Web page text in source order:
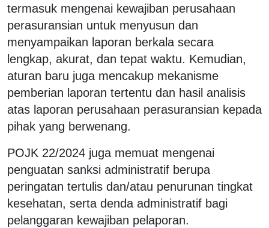
termasuk mengenai kewajiban perusahaan
perasuransian untuk menyusun dan
menyampaikan laporan berkala secara
lengkap, akurat, dan tepat waktu. Kemudian,
aturan baru juga mencakup mekanisme
pemberian laporan tertentu dan hasil analisis
atas laporan perusahaan perasuransian kepada
pihak yang berwenang.
POJK 22/2024 juga memuat mengenai
penguatan sanksi administratif berupa
peringatan tertulis dan/atau penurunan tingkat
kesehatan, serta denda administratif bagi
pelanggaran kewajiban pelaporan.